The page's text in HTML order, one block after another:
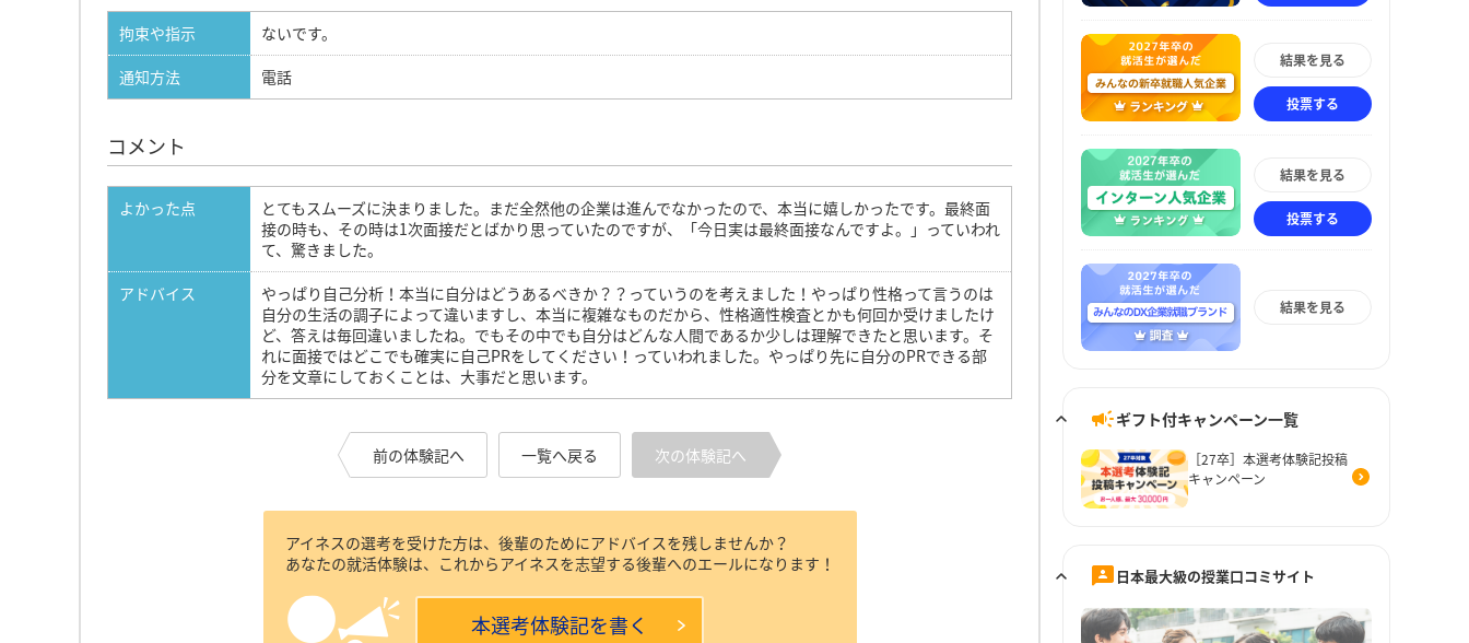
拘束や指示
ないです。
通知方法
電話
コメント
よかった点
とてもスムーズに決まりました。まだ全然他の企業は進んでなかったので、本当に嬉しかったです。最終面
接の時も、その時は1次面接だとばかり思っていたのですが、「今日実は最終面接なんですよ。」っていわれ
て、驚きました。
アドバイス
やっぱり自己分析！本当に自分はどうあるべきか？？っていうのを考えました！やっぱり性格って言うのは
自分の生活の調子によって違いますし、本当に複雑なものだから、性格適性検査とかも何回か受けましたけ
ど、答えは毎回違いましたね。でもその中でも自分はどんな人間であるか少しは理解できたと思います。そ
れに面接ではどこでも確実に自己PRをしてください！っていわれました。やっぱり先に自分のPRできる部
分を文章にしておくことは、大事だと思います。
前の体験記へ 一覧へ戻る 次の体験記へ
アイネスの選考を受けた方は、後輩のためにアドバイスを残しませんか？
あなたの就活体験は、これからアイネスを志望する後輩へのエールになります！
本選考体験記を書く
結果を見る
投票する
結果を見る
投票する
結果を見る
ギフト付キャンペーン一覧
［27卒］本選考体験記投稿
キャンペーン
日本最大級の授業口コミサイト